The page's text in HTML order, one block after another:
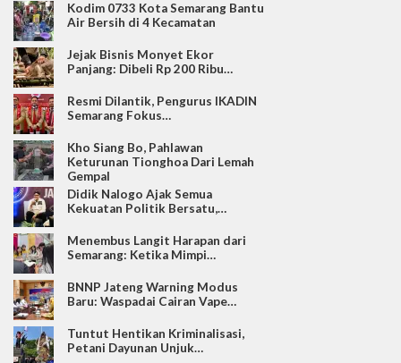
Kodim 0733 Kota Semarang Bantu
Air Bersih di 4 Kecamatan
Jejak Bisnis Monyet Ekor
Panjang: Dibeli Rp 200 Ribu…
Resmi Dilantik, Pengurus IKADIN
Semarang Fokus…
Kho Siang Bo, Pahlawan
Keturunan Tionghoa Dari Lemah
Gempal
Didik Nalogo Ajak Semua
Kekuatan Politik Bersatu,…
Menembus Langit Harapan dari
Semarang: Ketika Mimpi…
BNNP Jateng Warning Modus
Baru: Waspadai Cairan Vape…
Tuntut Hentikan Kriminalisasi,
Petani Dayunan Unjuk…